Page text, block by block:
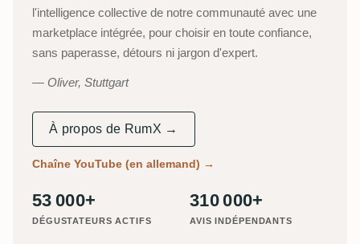
l'intelligence collective de notre communauté avec une
marketplace intégrée, pour choisir en toute confiance,
sans paperasse, détours ni jargon d'expert.
Oliver, Stuttgart
À propos de RumX →
Chaîne YouTube (en allemand) →
53 000+
DÉGUSTATEURS ACTIFS
310 000+
AVIS INDÉPENDANTS